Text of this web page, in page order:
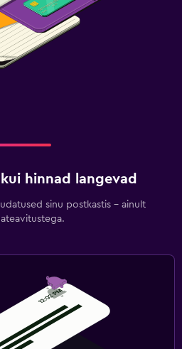
hinnad langevad
sinu postkastis – ainult